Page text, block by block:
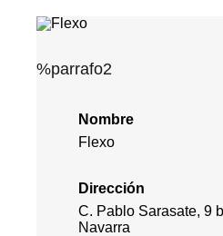
%parrafo2
Nombre
Flexo
Dirección
C. Pablo Sarasate, 9
Navarra